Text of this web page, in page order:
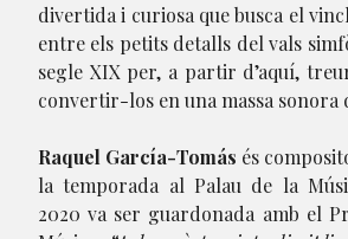
divertida i curiosa que busca el
entre els petits detalls del vals
segle XIX per, a partir d’aquí,
convertir-los en una massa sonora
Raquel García-Tomás és
la temporada al Palau de la
2020 va ser guardonada amb el